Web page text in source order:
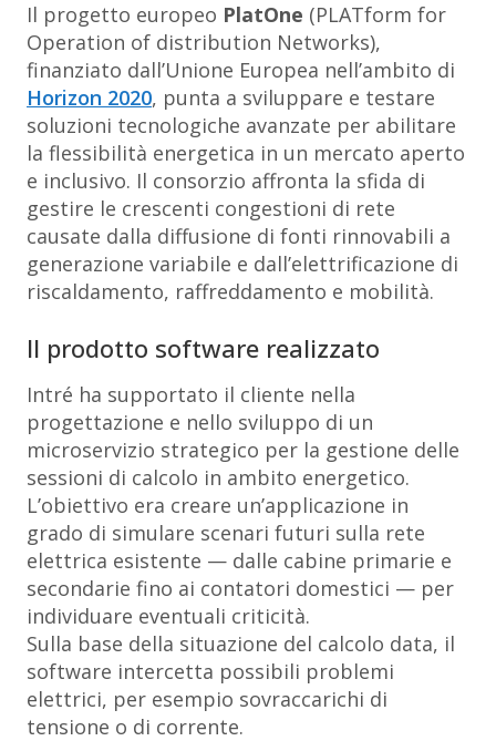
Il progetto europeo PlatOne (PLATform for
Operation of distribution Networks),
finanziato dall’Unione Europea nell’ambito di
Horizon 2020, punta a sviluppare e testare
soluzioni tecnologiche avanzate per abilitare
la flessibilità energetica in un mercato aperto
e inclusivo. Il consorzio affronta la sfida di
gestire le crescenti congestioni di rete
causate dalla diffusione di fonti rinnovabili a
generazione variabile e dall’elettrificazione di
riscaldamento, raffreddamento e mobilità.
Il prodotto software realizzato
Intré ha supportato il cliente nella
progettazione e nello sviluppo di un
microservizio strategico per la gestione delle
sessioni di calcolo in ambito energetico.
L’obiettivo era creare un’applicazione in
grado di simulare scenari futuri sulla rete
elettrica esistente — dalle cabine primarie e
secondarie fino ai contatori domestici — per
individuare eventuali criticità.
Sulla base della situazione del calcolo data, il
software intercetta possibili problemi
elettrici, per esempio sovraccarichi di
tensione o di corrente.